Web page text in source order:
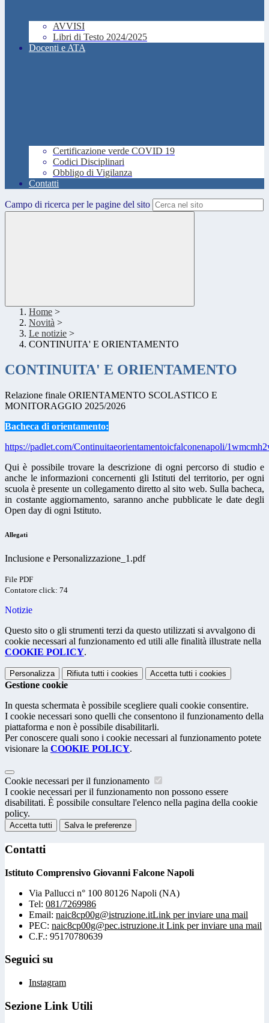
AVVISI
Libri di Testo 2024/2025
Docenti e ATA
Certificazione verde COVID 19
Codici Disciplinari
Obbligo di Vigilanza
Contatti
Campo di ricerca per le pagine del sito
Home >
Novità >
Le notizie >
CONTINUITA' E ORIENTAMENTO
CONTINUITA' E ORIENTAMENTO
Relazione finale ORIENTAMENTO SCOLASTICO E
MONITORAGGIO 2025/2026
Bacheca di orientamento:
https://padlet.com/Continuitaeorientamentoicfalconenapoli/
Qui è possibile trovare la descrizione di ogni percorso di studio e
anche le informazioni concernenti gli Istituti del territorio, per ogni
scuola è presente un collegamento diretto al sito web. Sulla bacheca,
in costante aggiornamento, saranno anche pubblicate le date degli
Open day di ogni Istituto.
Allegati
Inclusione e Personalizzazione_1.pdf
File PDF
Contatore click: 74
Notizie
Questo sito o gli strumenti terzi da questo utilizzati si avvalgono di
cookie necessari al funzionamento ed utili alle finalità illustrate nella
COOKIE POLICY.
Personalizza Rifiuta tutti i cookies Accetta tutti i cookies
Gestione cookie
In questa schermata è possibile scegliere quali cookie consentire.
I cookie necessari sono quelli che consentono il funzionamento della
piattaforma e non è possibile disabilitarli.
Per conoscere quali sono i cookie necessari al funzionamento potete
visionare la COOKIE POLICY.
Cookie necessari per il funzionamento
I cookie necessari per il funzionamento non possono essere
disabilitati. È possibile consultare l'elenco nella pagina della cookie
policy.
Accetta tutti Salva le preferenze
Contatti
Istituto Comprensivo Giovanni Falcone Napoli
Via Pallucci n° 100 80126 Napoli (NA)
Tel: 081/7269986
Email: naic8cp00g@istruzione.itLink per inviare una mail
PEC: naic8cp00g@pec.istruzione.it Link per inviare una mail
C.F.: 95170780639
Seguici su
Instagram
Sezione Link Utili